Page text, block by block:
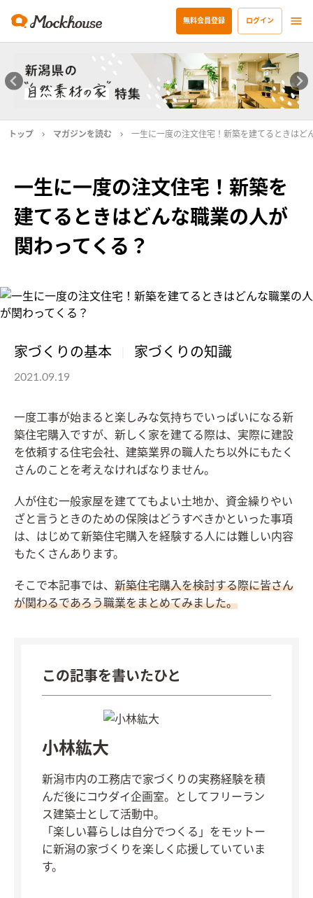
無料会員登録 ログイン
トップ マガジンを読む 一生に一度の注文住宅！新築を建てるときはど
一生に一度の注文住宅！新築を
建てるときはどんな職業の人が
関わってくる？
家づくりの基本 家づくりの知識
2021.09.19
一度工事が始まると楽しみな気持ちでいっぱいになる新
築住宅購入ですが、新しく家を建てる際は、実際に建設
を依頼する住宅会社、建築業界の職人たち以外にもたく
さんのことを考えなければなりません。
人が住む一般家屋を建ててもよい土地か、資金繰りやい
ざと言うときのための保険はどうすべきかといった事項
は、はじめて新築住宅購入を経験する人には難しい内容
もたくさんあります。
そこで本記事では、 新築住宅購入を検討する際に皆さん
が関わるであろう職業をまとめてみました。
この記事を書いたひと
小林紘大
新潟市内の工務店で家づくりの実務経験を積
んだ後にコウダイ企画室。としてフリーラン
ス建築士として活動中。
「楽しい暮らしは自分でつくる」をモットー
に新潟の家づくりを楽しく応援していていま
す。